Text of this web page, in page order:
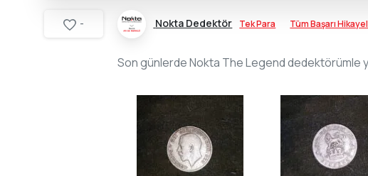
- Nokta Dedektör Tek Para Tüm Başarı
Son günlerde Nokta The Legend dedektörümle